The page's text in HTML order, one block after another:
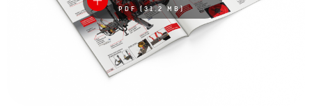
PDF (31.2 MB)